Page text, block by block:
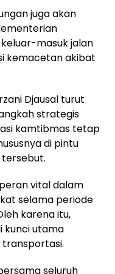
juga akan
masuk jalan
kemacetan akibat
Djausal turut
strategis
kamtibmas tetap
di pintu
vital dalam
selama periode
karena itu,
kunci utama
seluruh